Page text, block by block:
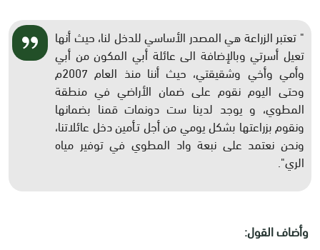
" تعتبر الزراعة هي المصدر الأساسي للدخل لنا، حيث أنها
تعيل أسرتي وبالإضافة الى عائلة أبي المكون من أبي
وأمي وأخي وشقيقتي، حيث أننا منذ العام 2007م
وحتى اليوم نقوم على ضمان الأراضي في منطقة
المطوي، و يوجد لدينا ست دونمات قمنا بضمانها
ونقوم بزراعتها بشكل يومي من أجل تـأمين دخل عائلاتنا،
ونحن نعتمد على نبعة واد المطوي في توفير مياه
الري".
وأضاف القول: